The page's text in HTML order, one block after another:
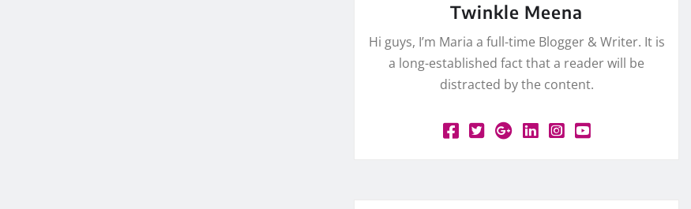
Twinkle Meena
Hi guys, I’m Maria a full-time Blogger & Writer. It is
a long-established fact that a reader will be
distracted by the content.